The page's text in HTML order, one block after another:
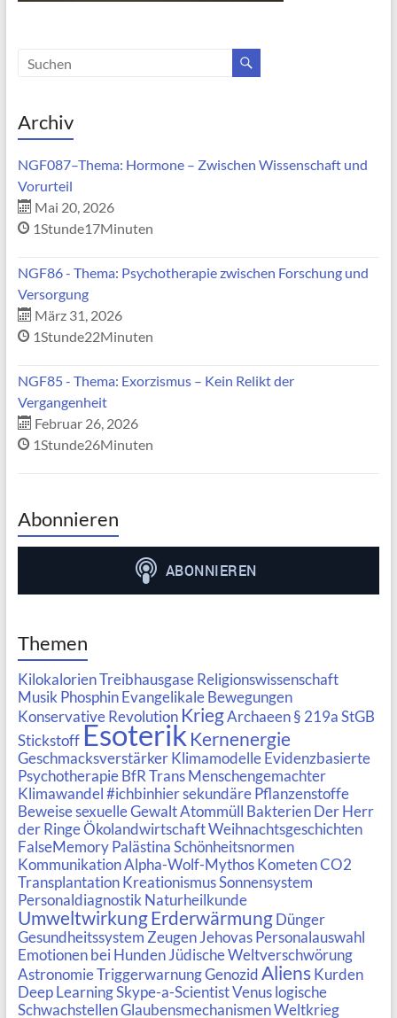
Archiv
NGF087–Thema: Hormone – Zwischen Wissenschaft und
Vorurteil
Mai 20, 2026
1Stunde17Minuten
NGF86 - Thema: Psychotherapie zwischen Forschung und
Versorgung
März 31, 2026
1Stunde22Minuten
NGF85 - Thema: Exorzismus – Kein Relikt der
Vergangenheit
Februar 26, 2026
1Stunde26Minuten
Abonnieren
Themen
KilokalorienTreibhausgase Religionswissenschaft
Musik Phosphin Evangelikale Bewegungen
Konservative Revolution KriegArchaeen § 219a StGB
Stickstoff Esoterik Kernenergie
Geschmacksverstärker Klimamodelle Evidenzbasierte
Psychotherapie BfRTrans Menschengemachter
Klimawandel#ichbinhiersekundäre Pflanzenstoffe
Beweisesexuelle GewaltAtommüll Bakterien Der Herr
der RingeÖkolandwirtschaftWeihnachtsgeschichten
FalseMemory PalästinaSchönheitsnormen
KommunikationAlpha-Wolf-Mythos KometenCO2
Transplantation KreationismusSonnensystem
Personaldiagnostik Naturheilkunde
UmweltwirkungErderwärmung Dünger
Gesundheitssystem Zeugen Jehovas Personalauswahl
Emotionen bei Hunden Jüdische Weltverschwörung
AstronomieTriggerwarnungGenozidAliens Kurden
Deep LearningSkype-a-ScientistVenus logische
SchwachstellenGlaubensmechanismenWeltkrieg